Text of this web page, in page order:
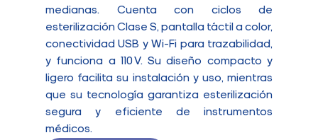
medianas. Cuenta con ciclos de
esterilización Clase S, pantalla táctil a color,
conectividad USB y Wi-Fi para trazabilidad,
y funciona a 110 V. Su diseño compacto y
ligero facilita su instalación y uso, mientras
que su tecnología garantiza esterilización
segura y eficiente de instrumentos
médicos.